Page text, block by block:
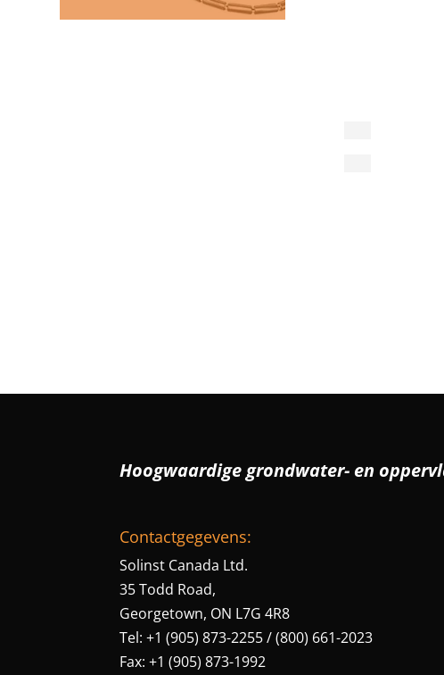
Hoogwaardige grondwater- en
Contactgegevens:
Solinst Canada Ltd.
35 Todd Road,
Georgetown, ON L7G 4R8
Tel: +1 (905) 873-2255 / (800) 661-2023
Fax: +1 (905) 873-1992